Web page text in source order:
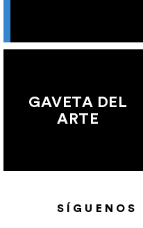
GAVETA DEL
ARTE
SÍGUENOS